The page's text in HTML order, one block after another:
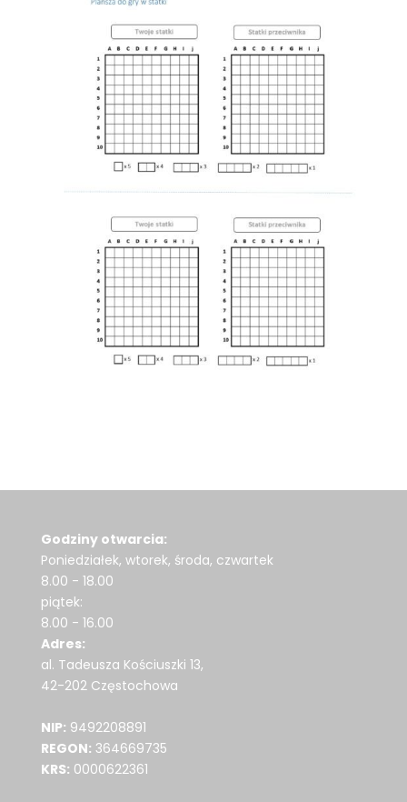
Godziny otwarcia:
Poniedziałek, wtorek, środa, czwartek
8.00 - 18.00
piątek:
8.00 - 16.00
Adres:
al. Tadeusza Kościuszki 13,
42-202 Częstochowa
NIP: 9492208891
REGON: 364669735
KRS: 0000622361